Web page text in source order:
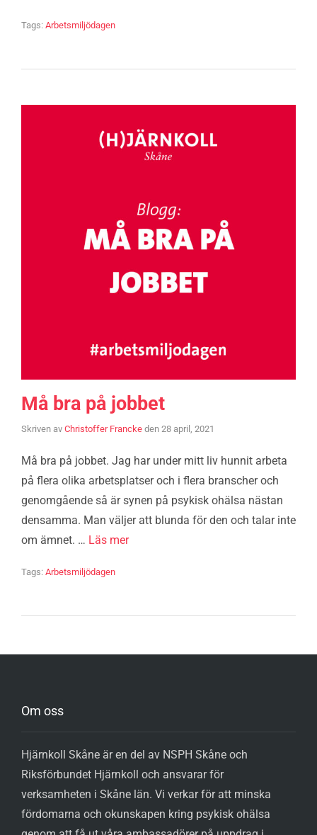
Tags: Arbetsmiljödagen
Må bra på jobbet
Skriven av Christoffer Francke den 28 april, 2021
Må bra på jobbet. Jag har under mitt liv hunnit arbeta
på flera olika arbetsplatser och i flera branscher och
genomgående så är synen på psykisk ohälsa nästan
densamma. Man väljer att blunda för den och talar inte
om ämnet. … Läs mer
Tags: Arbetsmiljödagen
Om oss
Hjärnkoll Skåne är en del av NSPH Skåne och
Riksförbundet Hjärnkoll och ansvarar för
verksamheten i Skåne län. Vi verkar för att minska
fördomarna och okunskapen kring psykisk ohälsa